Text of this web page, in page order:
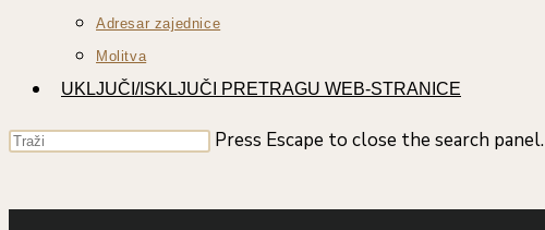
Adresar zajednice
Molitva
UKLJUČI/ISKLJUČI PRETRAGU WEB-STRANICE
Press Escape to close the search panel.